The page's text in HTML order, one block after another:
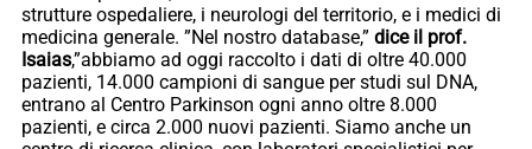
strutture ospedaliere, i neurologi del territorio, e i medici di
medicina generale. ”Nel nostro database,” dice il prof.
Isaias,”abbiamo ad oggi raccolto i dati di oltre 40.000
pazienti, 14.000 campioni di sangue per studi sul DNA,
entrano al Centro Parkinson ogni anno oltre 8.000
pazienti, e circa 2.000 nuovi pazienti. Siamo anche un